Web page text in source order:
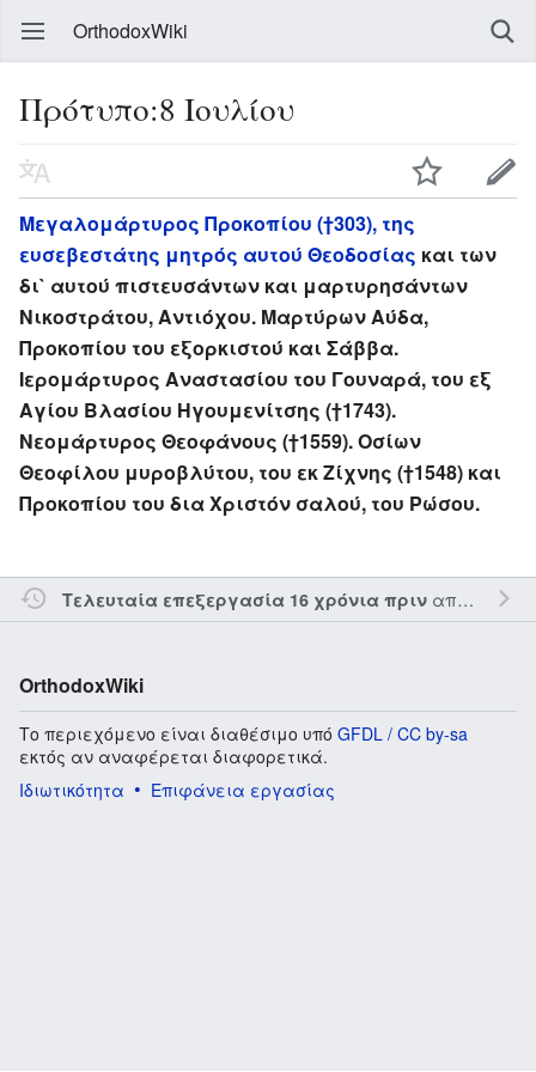
OrthodoxWiki
Πρότυπο:8 Ιουλίου
Μεγαλομάρτυρος Προκοπίου (†303), της
ευσεβεστάτης μητρός αυτού Θεοδοσίας και των
δι` αυτού πιστευσάντων και μαρτυρησάντων
Νικοστράτου, Αντιόχου. Μαρτύρων Αύδα,
Προκοπίου του εξορκιστού και Σάββα.
Ιερομάρτυρος Αναστασίου του Γουναρά, του εξ
Αγίου Βλασίου Ηγουμενίτσης (†1743).
Νεομάρτυρος Θεοφάνους (†1559). Οσίων
Θεοφίλου μυροβλύτου, του εκ Ζίχνης (†1548) και
Προκοπίου του δια Χριστόν σαλού, του Ρώσου.
Τελευταία επεξεργασία 16 χρόνια πριναπό τον την
OrthodoxWiki
Το περιεχόμενο είναι διαθέσιμο υπό GFDL / CC by-sa
εκτός αν αναφέρεται διαφορετικά.
Ιδιωτικότητα
Επιφάνεια εργασίας